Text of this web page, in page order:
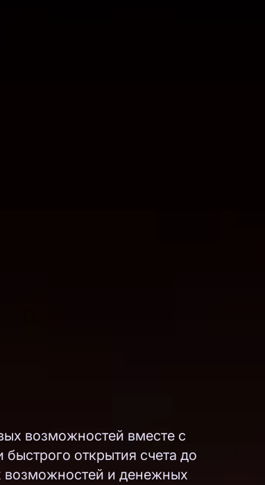
возможностей вместе с
открытия счета до
возможностей и денежных